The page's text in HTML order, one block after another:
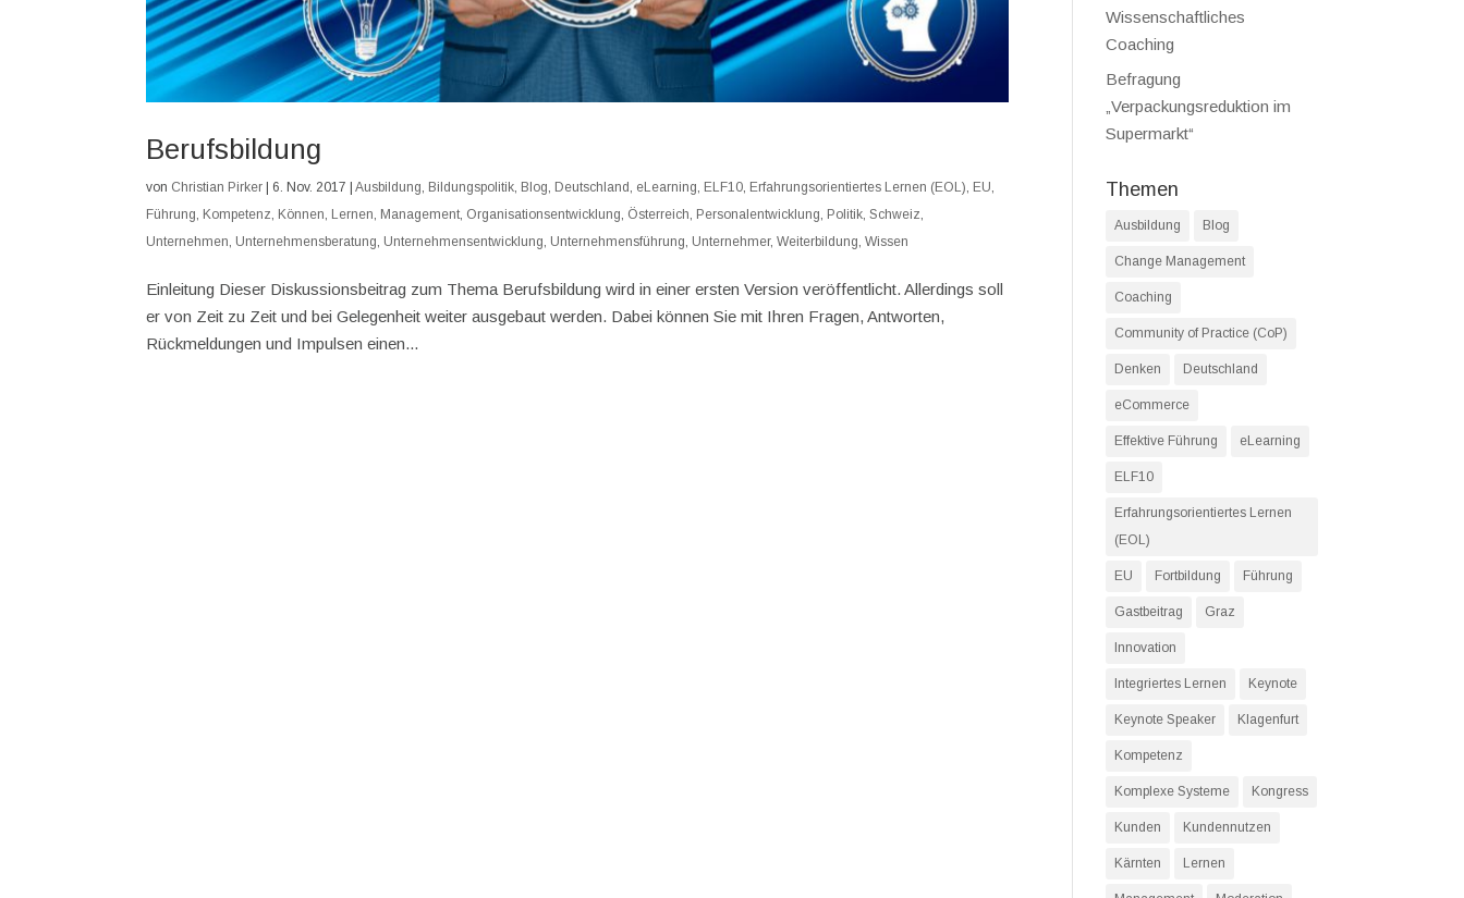
Berufsbildung
von Christian Pirker | 6. Nov. 2017 |Ausbildung Bildungspolitik Blog Deutschland eLearning ELF10 Erfahrungsorientiertes Lernen (EOL) EU
Führung Kompetenz Können Lernen Management Organisationsentwicklung Österreich Personalentwicklung Politik ,Schweiz
Unternehmen Unternehmensberatung Unternehmensentwicklung Unternehmensführung Unternehmer,Weiterbildung ,Wissen
Einleitung Dieser Diskussionsbeitrag zum Thema Berufsbildung wird in einer ersten Version veröffentlicht. Allerdings soll
er von Zeit zu Zeit und bei Gelegenheit weiter ausgebaut werden. Dabei können Sie mit Ihren Fragen, Antworten,
Rückmeldungen und Impulsen einen...
Wissenschaftliches
Coaching
Befragung
„Verpackungsreduktion im
Supermarkt“
Themen
Ausbildung Blog
Change Management
Coaching
Community of Practice (CoP)
Denken Deutschland
eCommerce
Effektive Führung eLearning
ELF10
Erfahrungsorientiertes Lernen
(EOL)
EU Fortbildung Führung
Gastbeitrag Graz
Innovation
Integriertes Lernen Keynote
Keynote Speaker Klagenfurt
Kompetenz
Komplexe Systeme Kongress
Kunden Kundennutzen
Kärnten Lernen